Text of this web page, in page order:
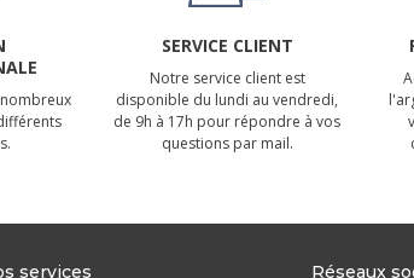
SERVICE CLIENT
Notre service client est
disponible du lundi au vendredi,
de 9h à 17h pour répondre à vos
questions par mail.
services Réseaux